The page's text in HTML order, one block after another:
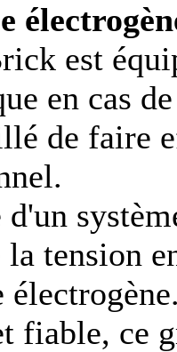
est
en cas
de faire
la tension
fiable, ce